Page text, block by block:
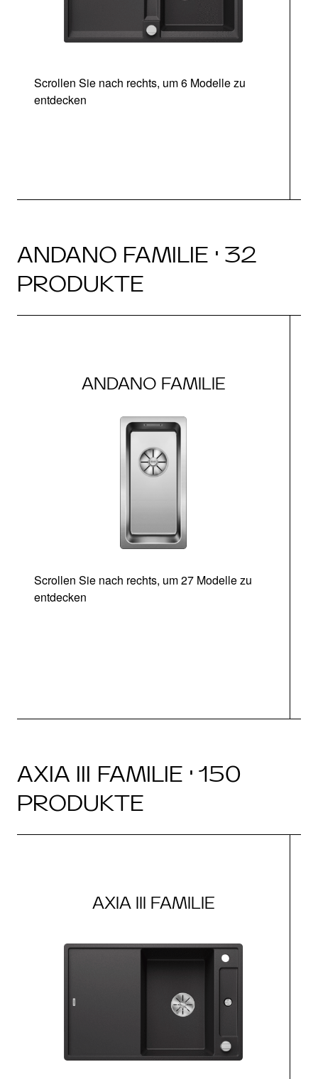
Scrollen Sie nach rechts, um 6 Modelle zu
entdecken
ANDANO FAMILIE · 32
PRODUKTE
ANDANO FAMILIE
Scrollen Sie nach rechts, um 27 Modelle zu
entdecken
AXIA III FAMILIE · 150
PRODUKTE
AXIA III FAMILIE